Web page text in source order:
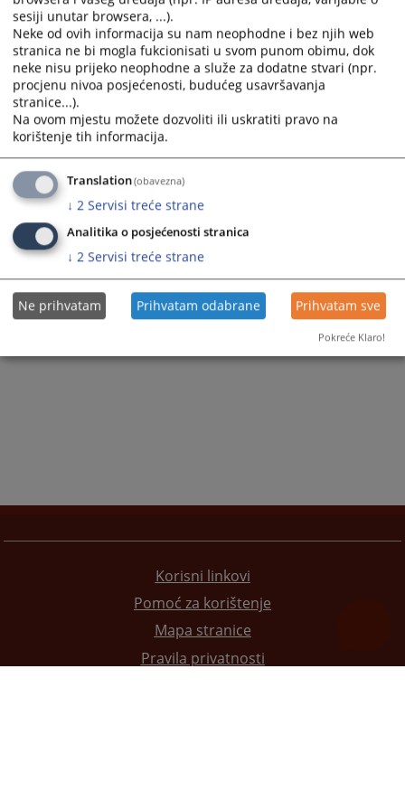
Korisni linkovi
Pomoć za korištenje
Mapa stranice
Pravila privatnosti
sesiji unutar browsera, ...).
Neke od ovih informacija su nam neophodne i bez njih web
stranica ne bi mogla fukcionisati u svom punom obimu, dok
neke nisu prijeko neophodne a služe za dodatne stvari (npr.
procjenu nivoa posjećenosti, budućeg usavršavanja
stranice...).
Na ovom mjestu možete dozvoliti ili uskratiti pravo na
korištenje tih informacija.
Translation(obavezna)
↓ 2 Servisi treće strane
Analitika o posjećenosti stranica
↓ 2 Servisi treće strane
Ne prihvatam Prihvatam odabrane Prihvatam sve
Pokreće Klaro!